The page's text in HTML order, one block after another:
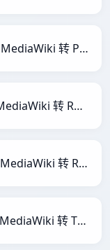
MediaWiki 转 PNG
MediaWiki 转 RDataFrame
MediaWiki 转 Ruby
MediaWiki 转 TOML